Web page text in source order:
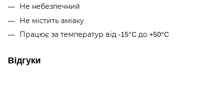
Не небезпечний
Не містить аміаку
Працює за температур від -15°C до +50°C
Відгуки